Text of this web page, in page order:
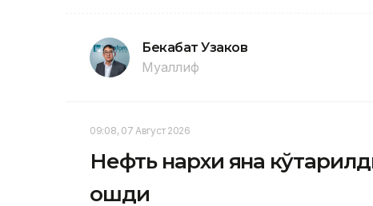
Бекабат Узаков
Муаллиф
09:08, 07 Август 2026
Нефть нархи яна
ошди